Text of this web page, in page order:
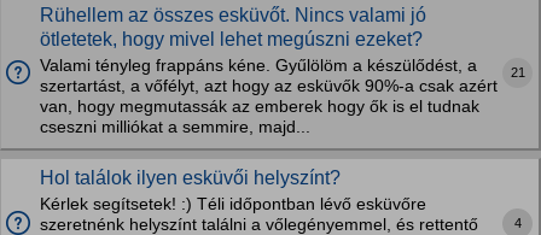
Rühellem az összes esküvőt. Nincs valami jó
ötletetek, hogy mivel lehet megúszni ezeket?
Valami tényleg frappáns kéne. Gyűlölöm a készülődést, a
szertartást, a vőfélyt, azt hogy az esküvők 90%-a csak azért
van, hogy megmutassák az emberek hogy ők is el tudnak
cseszni milliókat a semmire, majd...
21
Hol találok ilyen esküvői helyszínt?
Kérlek segítsetek! :) Téli időpontban lévő esküvőre
szeretnénk helyszínt találni a vőlegényemmel, és rettentő
4